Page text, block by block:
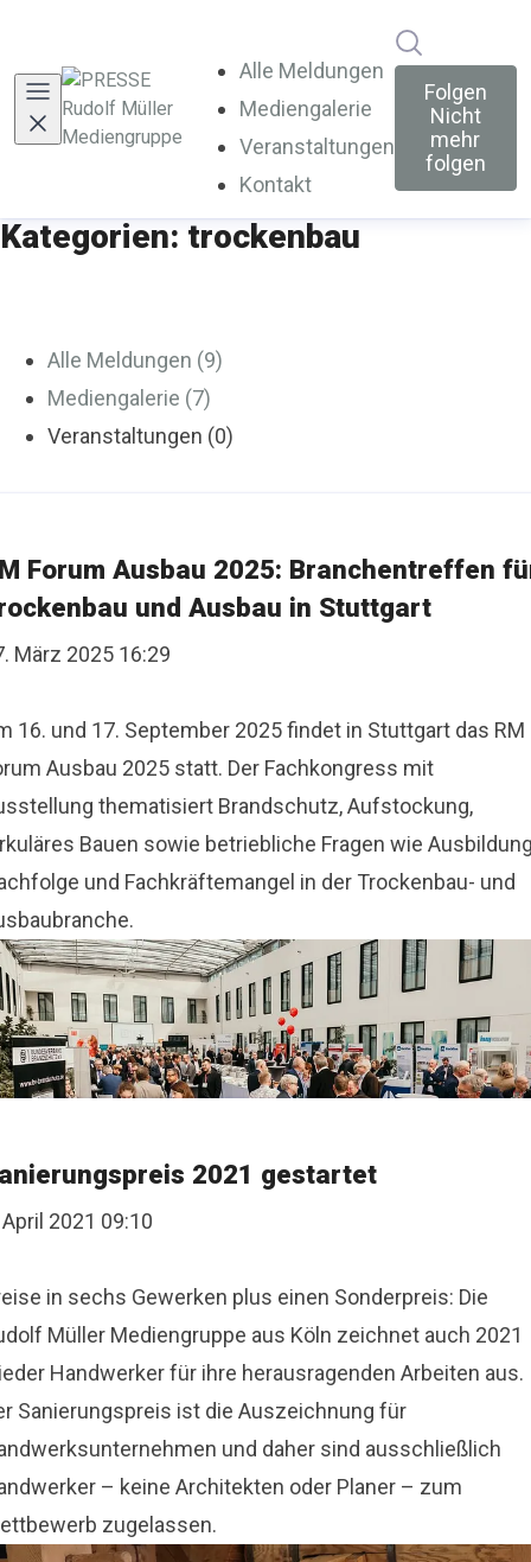
Alle Meldungen
Mediengalerie
Veranstaltungen
Kontakt
Folgen
Nicht
mehr
folgen
Kategorien: trockenbau
Alle Meldungen (9)
Mediengalerie (7)
Veranstaltungen (0)
Forum Ausbau 2025: Branchentreffen
und Ausbau in Stuttgart
März 2025 16:29
16. und 17. September 2025 findet in Stuttgart das RM
Ausbau 2025 statt. Der Fachkongress mit
thematisiert Brandschutz, Aufstockung,
Bauen sowie betriebliche Fragen wie
und Fachkräftemangel in der Trockenbau- und
2021 gestartet
2021 09:10
in sechs Gewerken plus einen Sonderpreis: Die
Müller Mediengruppe aus Köln zeichnet auch 2021
Handwerker für ihre herausragenden Arbeiten aus.
Sanierungspreis ist die Auszeichnung für
und daher sind ausschließlich
– keine Architekten oder Planer – zum
zugelassen.